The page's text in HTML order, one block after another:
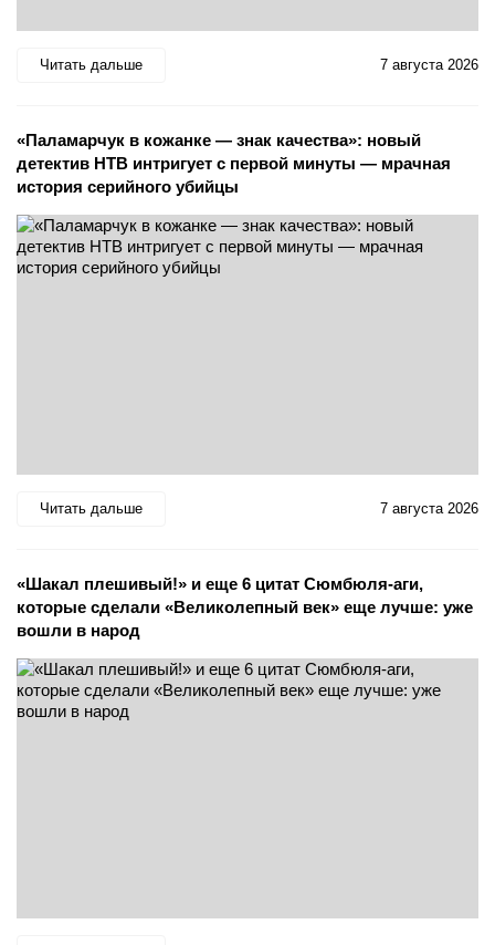
Читать дальше 7 августа 2026
«Паламарчук в кожанке — знак качества»: новый
детектив НТВ интригует с первой минуты — мрачная
история серийного убийцы
Читать дальше 7 августа 2026
«Шакал плешивый!» и еще 6 цитат Сюмбюля-аги,
которые сделали «Великолепный век» еще лучше: уже
вошли в народ